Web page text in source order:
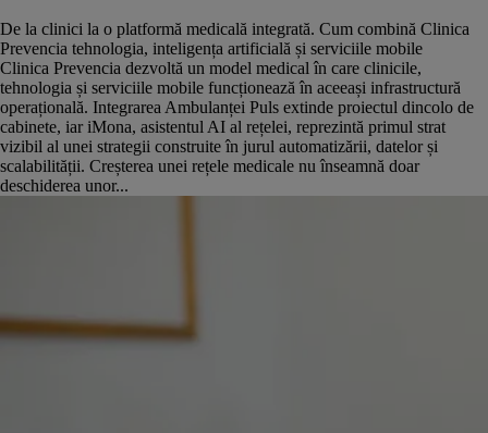
De la clinici la o platformă medicală integrată. Cum combină Clinica
Prevencia tehnologia, inteligența artificială și serviciile mobile
Clinica Prevencia dezvoltă un model medical în care clinicile,
tehnologia și serviciile mobile funcționează în aceeași infrastructură
operațională. Integrarea Ambulanței Puls extinde proiectul dincolo de
cabinete, iar iMona, asistentul AI al rețelei, reprezintă primul strat
vizibil al unei strategii construite în jurul automatizării, datelor și
scalabilității. Creșterea unei rețele medicale nu înseamnă doar
deschiderea unor...